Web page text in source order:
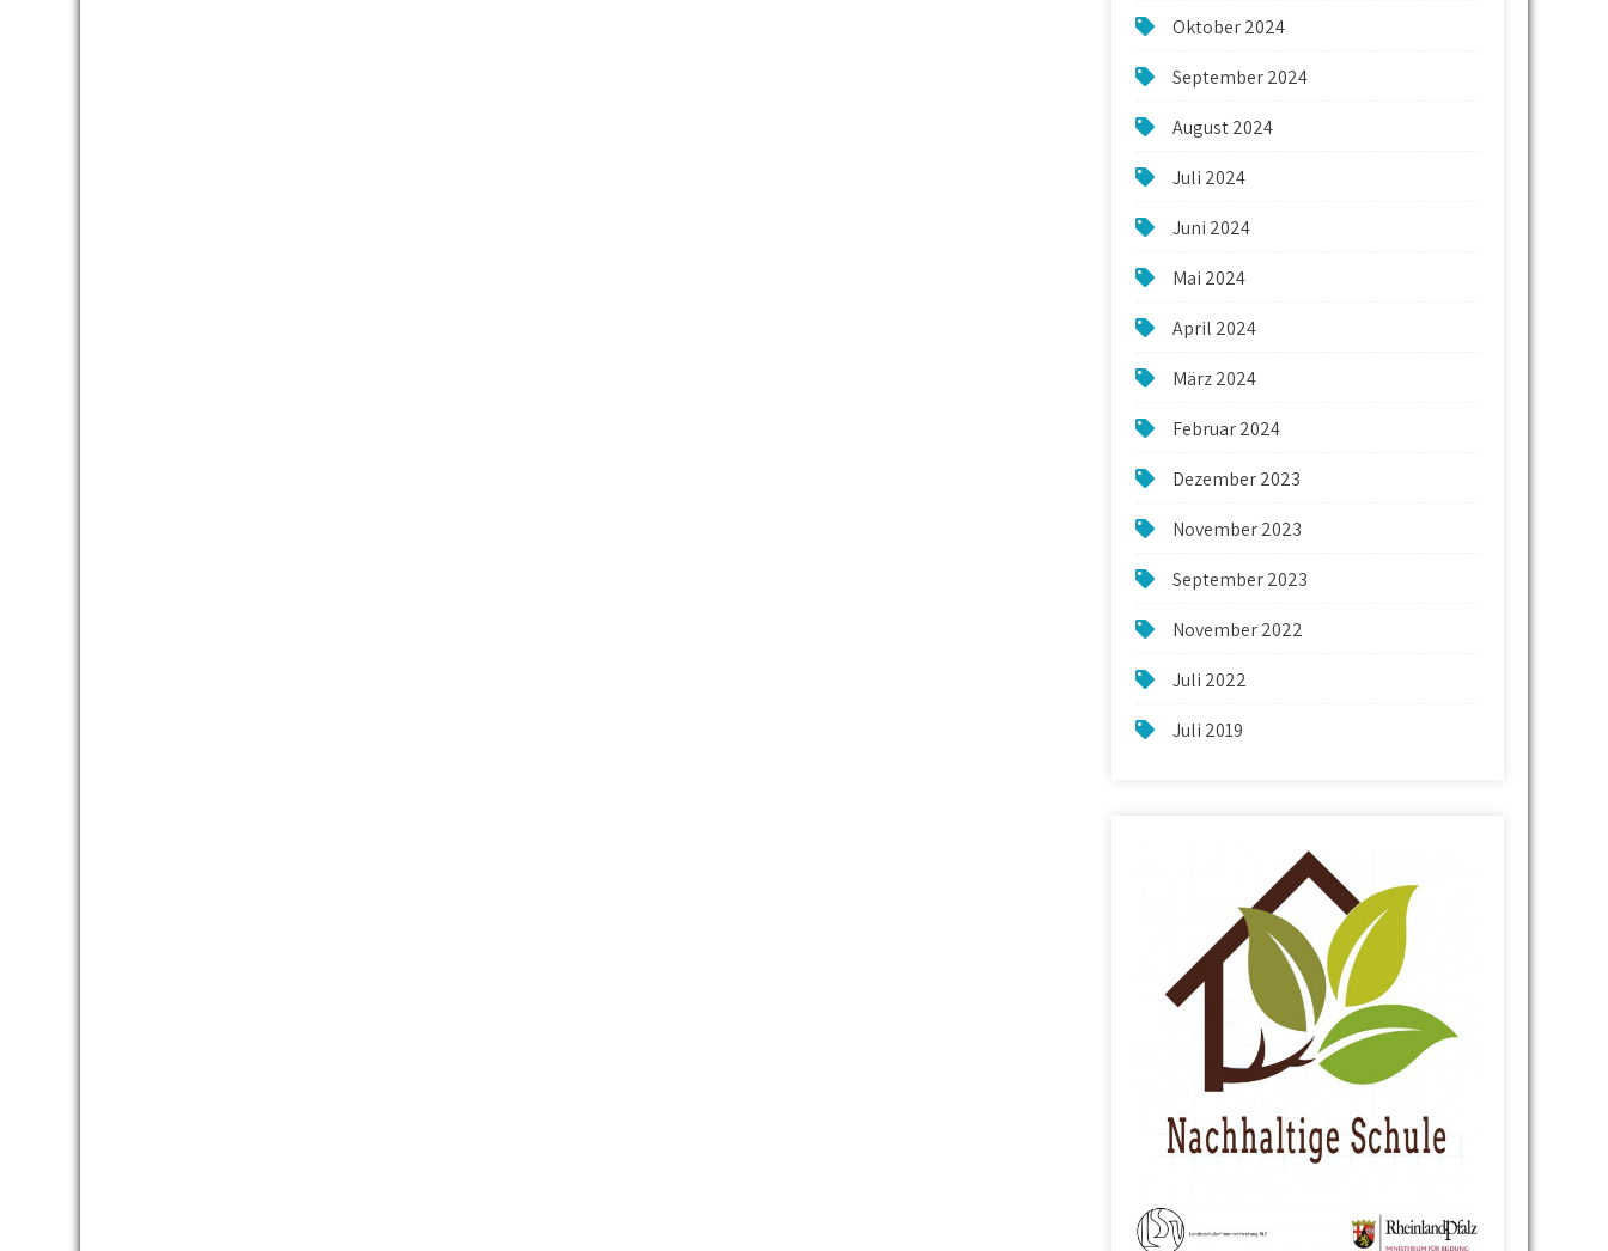
Oktober 2024
September 2024
August 2024
Juli 2024
Juni 2024
Mai 2024
April 2024
März 2024
Februar 2024
Dezember 2023
November 2023
September 2023
November 2022
Juli 2022
Juli 2019